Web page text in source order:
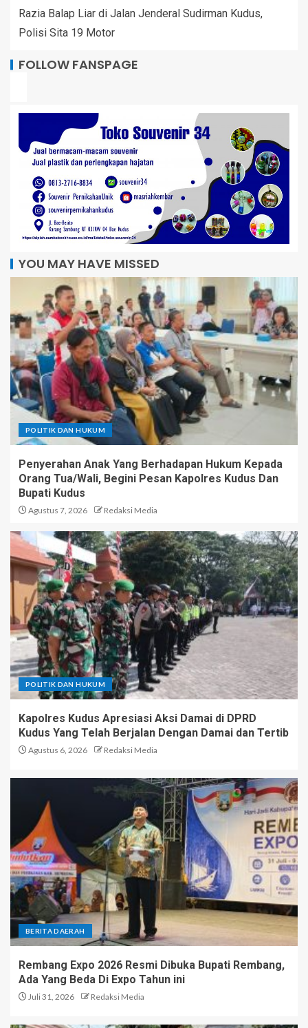
Razia Balap Liar di Jalan Jenderal Sudirman Kudus,
Polisi Sita 19 Motor
FOLLOW FANSPAGE
YOU MAY HAVE MISSED
POLITIK DAN HUKUM
Penyerahan Anak Yang Berhadapan Hukum Kepada
Orang Tua/Wali, Begini Pesan Kapolres Kudus Dan
Bupati Kudus
Agustus 7, 2026 Redaksi Media
POLITIK DAN HUKUM
Kapolres Kudus Apresiasi Aksi Damai di DPRD
Kudus Yang Telah Berjalan Dengan Damai dan Tertib
Agustus 6, 2026 Redaksi Media
BERITA DAERAH
Rembang Expo 2026 Resmi Dibuka Bupati Rembang,
Ada Yang Beda Di Expo Tahun ini
Juli 31, 2026 Redaksi Media